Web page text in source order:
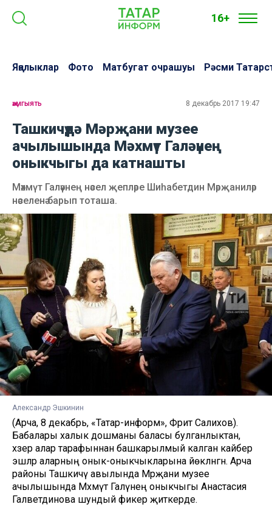
16+
Яңалыклар Фото Матбугат очрашуы Рәсми
җәмгыять 8 декабрь 2017 19:47
Ташкичүдә Мәрҗани музее
ачылышында Мәхмүт Галәүнең
оныкчыгы да катнашты
Мәхмүт Галәүнең нәсел җепләре Шиһабетдин Мәрҗаниләр
нәселенә барып тоташа.
Александр Эшкинин
(Арча, 8 декабрь, «Татар-информ», Фәрит Салихов).
Бабалары халык дошманы баласы булганлыктан,
хәзер алар тарафыннан башкарылмый калган кайбер
эшләр аларның онык-оныкчыкларына йөкләнгән. Арча
районы Ташкичү авылында Мәрҗани музее
ачылышында Мәхмүт Галәүнең оныкчыгы Анастасия
Галәветдинова шундый фикер җиткерде.